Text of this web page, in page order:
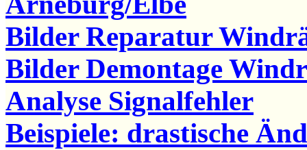
Bilder Reparatur
Bilder Demontage
Analyse Signalfehler
Beispiele: drastische